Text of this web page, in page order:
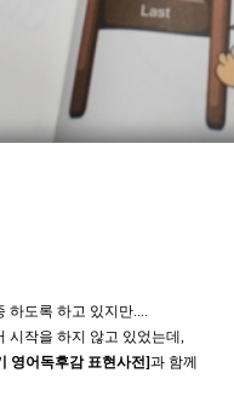
하도록 하고 있지만....
시작을 하지 않고 있었는데,
영어독후감 표현사전]과 함께